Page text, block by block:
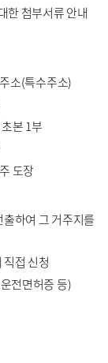
한 첨부서류 안내
소(특수주소)
본 1부
도장
하여 그 거주지를
접 신청
전면허증 등)